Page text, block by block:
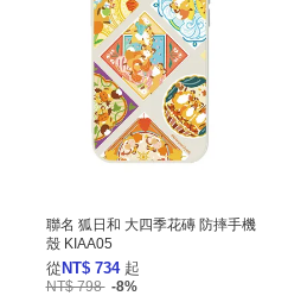
聯名 狐日和 大四季花磚 防摔手機
殼 KIAA05
從 NT$ 734 起
NT$ 798 -8%